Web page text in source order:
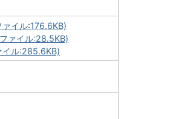
ァイル:176.6KB)
ァイル:28.5KB)
イル:285.6KB)